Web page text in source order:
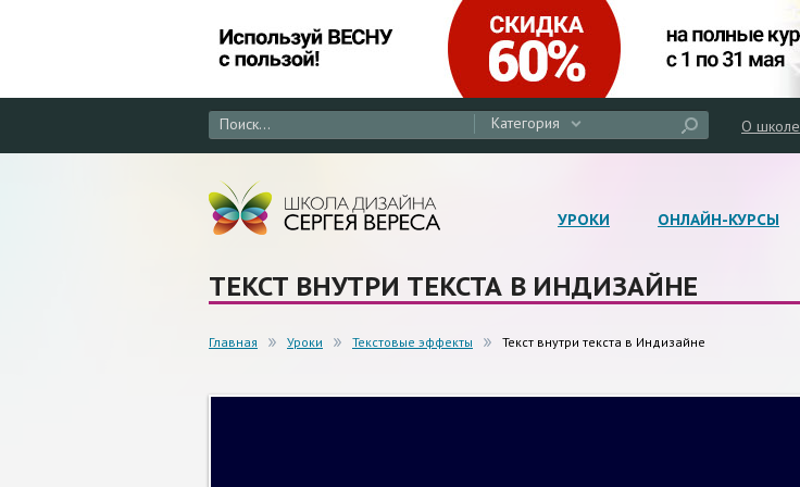
Категория О школе
УРОКИ ОНЛАЙН-КУРСЫ
ТЕКСТ ВНУТРИ ТЕКСТА В ИНДИЗАЙНЕ
Главная Уроки Текстовые эффекты Текст внутри текста в Индизайне